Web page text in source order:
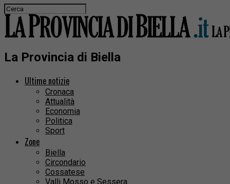
La Provincia di Biella
Ultime notizie
Cronaca
Attualità
Economia
Politica
Sport
Zone
Biella
Circondario
Cossatese
Valli Mosso e Sessera